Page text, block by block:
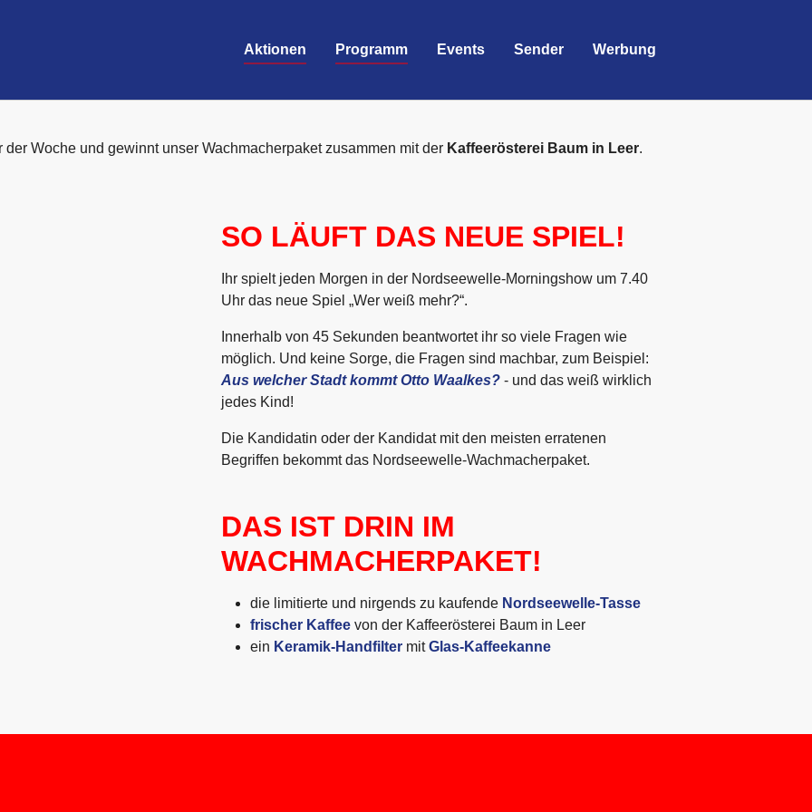
Aktionen (current)Programm Events Sender Werbung
Woche und gewinnt unser Wachmacherpaket zusammen mit der Kaffeerösterei Baum in Leer.
SO LÄUFT DAS NEUE SPIEL!
Ihr spielt jeden Morgen in der Nordseewelle-Morningshow um 7.40
Uhr das neue Spiel „Wer weiß mehr?“.
Innerhalb von 45 Sekunden beantwortet ihr so viele Fragen wie
möglich. Und keine Sorge, die Fragen sind machbar, zum Beispiel:
Aus welcher Stadt kommt Otto Waalkes? - und das weiß wirklich
jedes Kind!
Die Kandidatin oder der Kandidat mit den meisten erratenen
Begriffen bekommt das Nordseewelle-Wachmacherpaket.
DAS IST DRIN IM
WACHMACHERPAKET!
die limitierte und nirgends zu kaufende Nordseewelle-Tasse
frischer Kaffee von der Kaffeerösterei Baum in Leer
ein Keramik-Handfilter mitGlas-Kaffeekanne